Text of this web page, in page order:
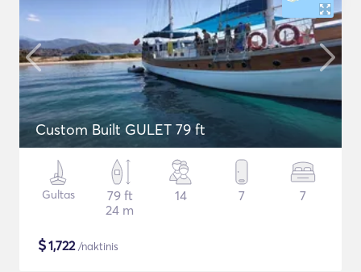
Custom Built GULET 79 ft
Gultas
79 ft
24 m
14 7 7
$1,722/naktinis